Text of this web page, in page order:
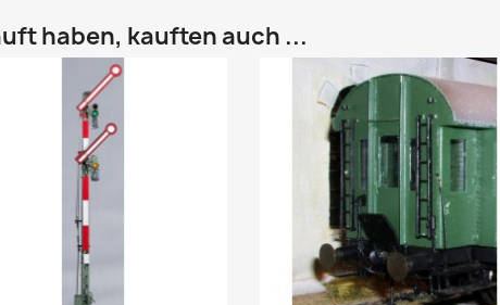
haben, kauften auch ...